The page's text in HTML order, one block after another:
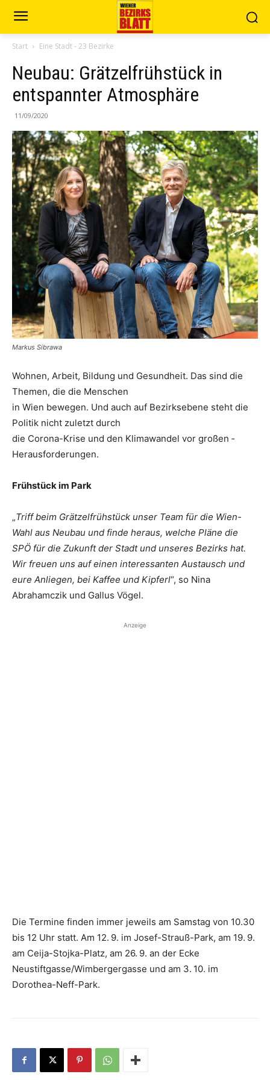
Start Eine Stadt - 23 Bezirke
Neubau: Grätzelfrühstück in
entspannter Atmosphäre
11/09/2020
Markus Sibrawa
Wohnen, Arbeit, Bildung und Gesundheit. Das sind die
Themen, die die Menschen
in Wien bewegen. Und auch auf Bezirksebene steht die
Politik nicht zuletzt durch
die ­Corona-Krise und den ­Klimawandel vor großen ­
Herausforderungen.
Frühstück im Park
„Triff beim Grätzelfrühstück unser Team für die Wien-
Wahl aus Neubau und finde heraus, welche Pläne die
SPÖ für die Zukunft der Stadt und unseres Bezirks hat.
Wir freuen uns auf einen interessanten Austausch und
eure Anliegen, bei Kaffee und Kipferl“, so Nina
Abrahamczik und ­Gallus Vögel.
Anzeige
Die Termine finden immer jeweils am Samstag von 10.30
bis 12 Uhr statt. Am 12. 9. ­im Josef-Strauß-Park, am 19. 9.
am Ceija-­Stojka-Platz, am 26. 9. an der Ecke
Neustiftgasse/Wimbergergasse und am 3. 10. im
Dorothea-Neff-Park.